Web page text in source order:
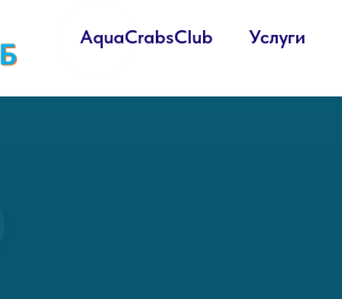
AquaCrabsClub Услуги